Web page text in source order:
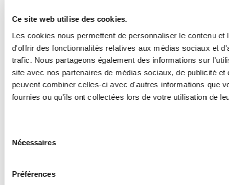
Ce site web utilise des cookies.
Les cookies nous permettent de personnaliser le contenu et
d'offrir des fonctionnalités relatives aux médias sociaux et
trafic. Nous partageons également des informations sur
site avec nos partenaires de médias sociaux, de publicité et
peuvent combiner celles-ci avec d'autres informations que
fournies ou qu'ils ont collectées lors de votre utilisation de
Nécessaires
Préférences